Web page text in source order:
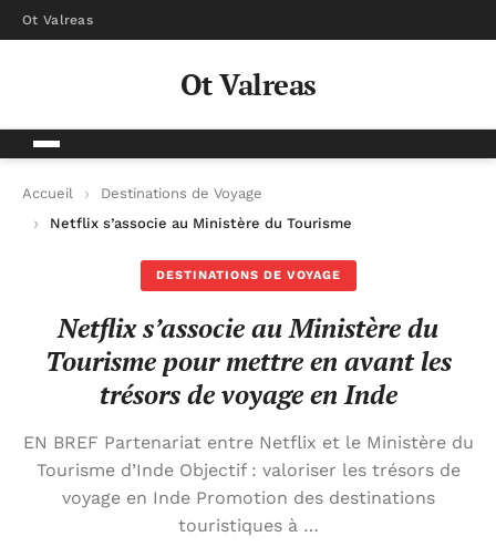
Ot Valreas
Ot Valreas
Accueil
Destinations de Voyage
Netflix s’associe au Ministère du Tourisme pour mettre en
DESTINATIONS DE VOYAGE
Netflix s’associe au Ministère du
Tourisme pour mettre en avant les
trésors de voyage en Inde
EN BREF Partenariat entre Netflix et le Ministère du
Tourisme d’Inde Objectif : valoriser les trésors de
voyage en Inde Promotion des destinations
touristiques à …